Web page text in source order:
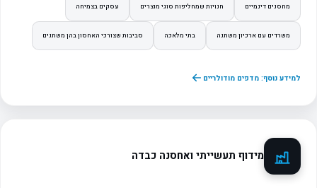
מחסנים דינמיים חנויות שמחליפות סוגי מוצרים עסקים בצמיחה
משרדים עם ארכיון משתנה בתי מלאכה סביבות שצורכי האחסון בהן משתנים
למידע נוסף: מדפים מודולריים
מידוף תעשייתי ואחסנה כבדה